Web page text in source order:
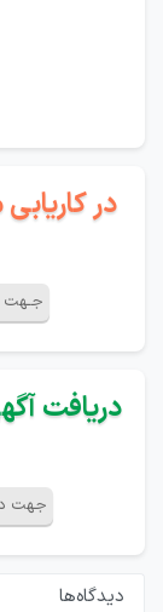
در
جـهت
دریافت
جهت
دیدگاه‌ها